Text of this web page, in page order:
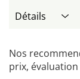
Détails
Nos
prix,